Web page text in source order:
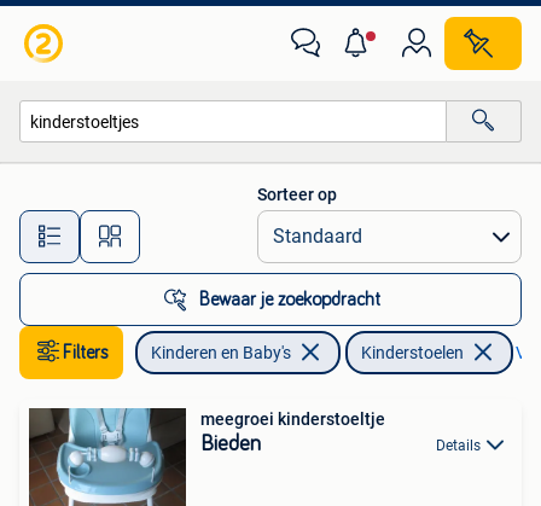
Alle afstanden…
Sorteer op
Bewaar je zoekopdracht
Filters Kinderen en Baby's Kinderstoelen
meegroei kinderstoeltje
Bieden Details